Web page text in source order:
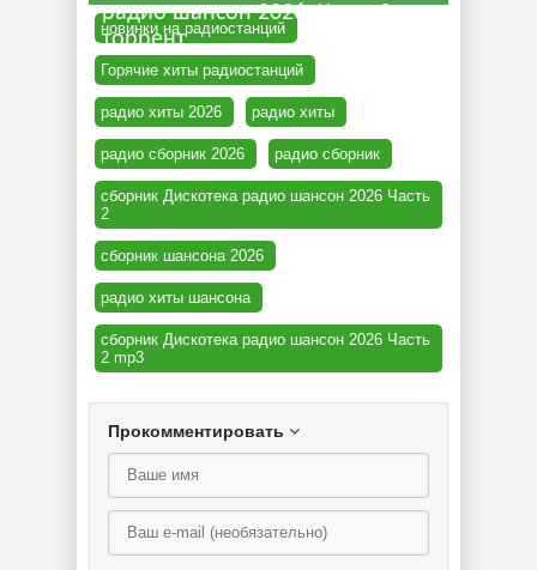
радио шансон 2026, Часть 2
торрент
новинки на радиостанций
Горячие хиты радиостанций
радио хиты 2026 радио хиты
радио сборник 2026 радио сборник
сборник Дискотека радио шансон 2026 Часть
2
сборник шансона 2026
радио хиты шансона
сборник Дискотека радио шансон 2026 Часть
2 mp3
Прокомментировать